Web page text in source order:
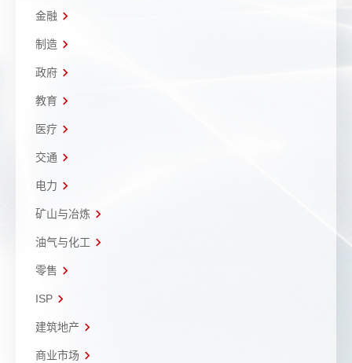
金融
制造
政府
教育
医疗
交通
电力
矿山与冶炼
油气与化工
零售
ISP
建筑地产
商业市场